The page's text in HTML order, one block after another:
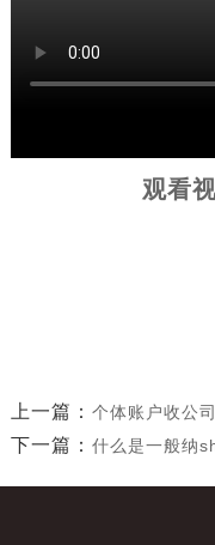
观看
上一篇： 个体账户收公
下一篇： 什么是一般纳